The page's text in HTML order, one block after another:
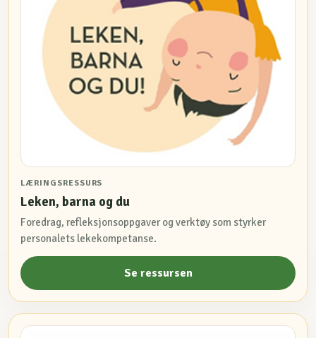
LÆRINGSRESSURS
Leken, barna og du
Foredrag, refleksjonsoppgaver og verktøy som styrker
personalets lekekompetanse.
Se ressursen